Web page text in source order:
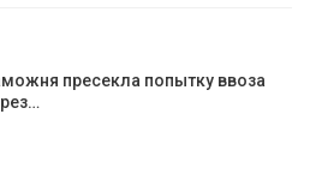
пресекла попытку ввоза